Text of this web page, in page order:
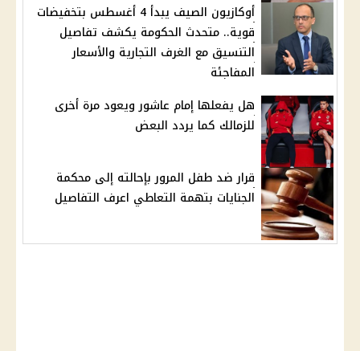
أوكازيون الصيف يبدأ 4 أغسطس بتخفيضات
قوية.. متحدث الحكومة يكشف تفاصيل
التنسيق مع الغرف التجارية والأسعار
المفاجئة
هل يفعلها إمام عاشور ويعود مرة أخرى
للزمالك كما يردد البعض
قرار ضد طفل المرور بإحالته إلى محكمة
الجنايات بتهمة التعاطي اعرف التفاصيل